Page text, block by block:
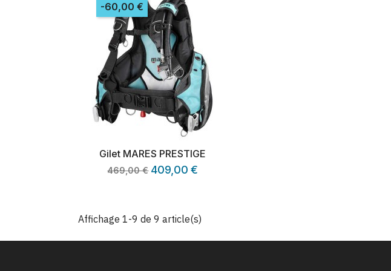
Gilet MARES PRESTIGE
469,00 € 409,00 €
-60,00 €
Affichage 1-9 de 9 article(s)